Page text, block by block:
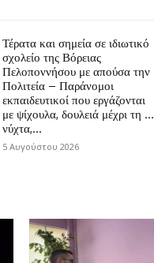
Τέρατα και σημεία σε ιδιωτικό
σχολείο της Βόρειας
Πελοποννήσου με απούσα την
Πολιτεία – Παράνομοι
εκπαιδευτικοί που εργάζονται
με ψίχουλα, δουλειά μέχρι τη …
νύχτα,...
5 Αυγούστου 2026